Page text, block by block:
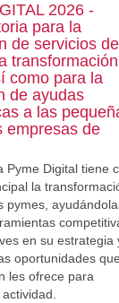
2026 -
para la
de servicios de
transformación
como para la
de ayudas
a las
empresas de
Pyme Digital tiene
la
pymes,
en su estrategia
oportunidades
les ofrece para